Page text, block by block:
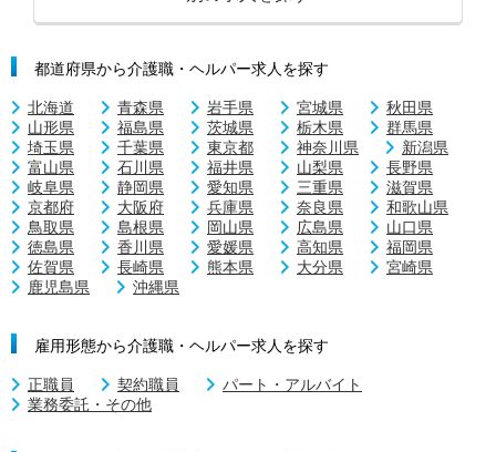
都道府県から介護職・ヘルパー求人を探す
北海道 青森県 岩手県 宮城県
秋田県
山形県
福島県 茨城県 栃木県
群馬県
埼玉県
千葉県 東京都 神奈川県
新潟県
富山県
石川県 福井県 山梨県
長野県
岐阜県
静岡県 愛知県 三重県
滋賀県
京都府
大阪府 兵庫県 奈良県
和歌山県
鳥取県
島根県 岡山県 広島県
山口県
徳島県
香川県 愛媛県 高知県
福岡県
佐賀県
長崎県 熊本県 大分県
宮崎県
鹿児島県
沖縄県
雇用形態から介護職・ヘルパー求人を探す
正職員 契約職員
パート・アルバイト
業務委託・その他